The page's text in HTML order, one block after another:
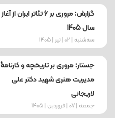
گزارش: مروری بر 6 تئاتر ایران از آغاز
سال 1405
ﺳﻪشنبه | 02 | تیر | 1405
جستار: مروری بر تاریخچه و کارنامۀ
مدیریت هنری شهید دکتر علی
لاریجانی
جمعه | 07 | فروردین | 1405